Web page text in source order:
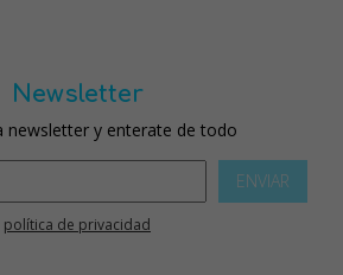
Newsletter
newsletter y enterate de todo
ENVIAR
política de privacidad